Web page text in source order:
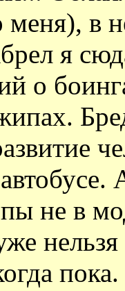
меня), в
я
о
не в